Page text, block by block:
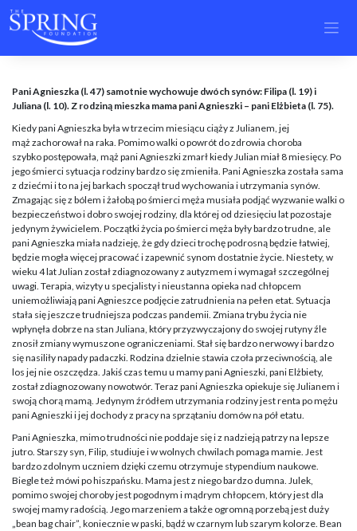
Skip
content
Pani Agnieszka (l. 47) samotnie wychowuje dwóch synów: Filipa (l. 19) i
Juliana (l. 10). Z rodziną mieszka mama pani Agnieszki – pani Elżbieta (l. 75).
Kiedy pani Agnieszka była w trzecim miesiącu ciąży z Julianem, jej
mąż zachorował na raka. Pomimo walki o powrót do zdrowia choroba
szybko postępowała, mąż pani Agnieszki zmarł kiedy Julian miał 8 miesięcy. Po
jego śmierci sytuacja rodziny bardzo się zmieniła. Pani Agnieszka została sama
z dziećmi i to na jej barkach spoczął trud wychowania i utrzymania synów.
Zmagając się z bólem i żałobą po śmierci męża musiała podjąć wyzwanie walki o
bezpieczeństwo i dobro swojej rodziny, dla której od dziesięciu lat pozostaje
jedynym żywicielem. Początki życia po śmierci męża były bardzo trudne, ale
pani Agnieszka miała nadzieję, że gdy dzieci trochę podrosną będzie łatwiej,
będzie mogła więcej pracować i zapewnić synom dostatnie życie. Niestety, w
wieku 4 lat Julian został zdiagnozowany z autyzmem i wymagał szczególnej
uwagi. Terapia, wizyty u specjalisty i nieustanna opieka nad chłopcem
uniemożliwiają pani Agnieszce podjęcie zatrudnienia na pełen etat. Sytuacja
stała się jeszcze trudniejsza podczas pandemii. Zmiana trybu życia nie
wpłynęła dobrze na stan Juliana, który przyzwyczajony do swojej rutyny źle
znosił zmiany wymuszone ograniczeniami. Stał się bardzo nerwowy i bardzo
się nasiliły napady padaczki. Rodzina dzielnie stawia czoła przeciwnością, ale
los jej nie oszczędza. Jakiś czas temu u mamy pani Agnieszki, pani Elżbiety,
został zdiagnozowany nowotwór. Teraz pani Agnieszka opiekuje się Julianem i
swoją chorą mamą. Jedynym źródłem utrzymania rodziny jest renta po mężu
pani Agnieszki i jej dochody z pracy na sprzątaniu domów na pół etatu.
Pani Agnieszka, mimo trudności nie poddaje się i z nadzieją patrzy na lepsze
jutro. Starszy syn, Filip, studiuje i w wolnych chwilach pomaga mamie. Jest
bardzo zdolnym uczniem dzięki czemu otrzymuje stypendium naukowe.
Biegle też mówi po hiszpańsku. Mama jest z niego bardzo dumna. Julek,
pomimo swojej choroby jest pogodnym i mądrym chłopcem, który jest dla
swojej mamy radością. Jego marzeniem a także ogromną porzebą jest duży
„bean bag chair”, koniecznie w paski, bądź w czarnym lub szarym kolorze. Bean